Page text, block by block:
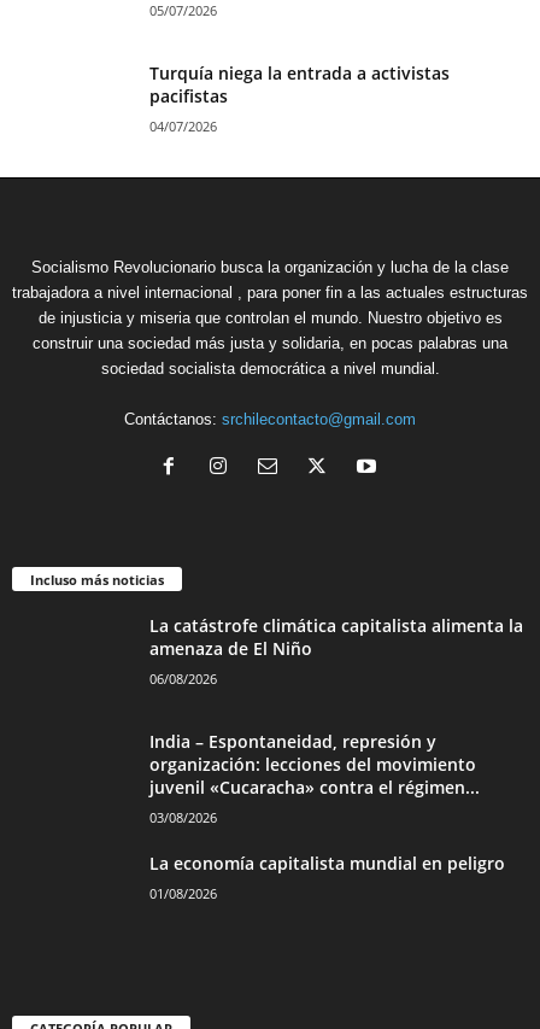
05/07/2026
Turquía niega la entrada a activistas
pacifistas
04/07/2026
Socialismo Revolucionario busca la organización y lucha de la clase
trabajadora a nivel internacional , para poner fin a las actuales estructuras
de injusticia y miseria que controlan el mundo. Nuestro objetivo es
construir una sociedad más justa y solidaria, en pocas palabras una
sociedad socialista democrática a nivel mundial.
Contáctanos: srchilecontacto@gmail.com
Incluso más noticias
La catástrofe climática capitalista alimenta la
amenaza de El Niño
06/08/2026
India – Espontaneidad, represión y
organización: lecciones del movimiento
juvenil «Cucaracha» contra el régimen...
03/08/2026
La economía capitalista mundial en peligro
01/08/2026